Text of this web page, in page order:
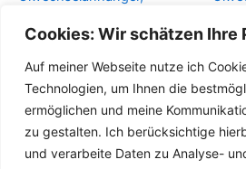
Cookies: Wir schätzen Ihre
Auf meiner Webseite nutze ich
Technologien, um Ihnen die
ermöglichen und meine
zu gestalten. Ich berücksichtige
und verarbeite Daten zu Analyse-
Inspektionszettel
Details